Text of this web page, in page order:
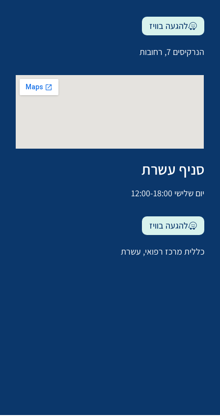
להגעה בוויז
הנרקיסים 7, רחובות
סניף עשרת
יום שלישי 12:00-18:00
להגעה בוויז
כללית מרכז רפואי, עשרת